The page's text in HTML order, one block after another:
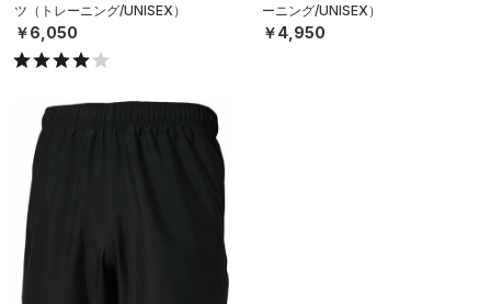
ツ（トレーニング/UNISEX）
￥6,050
ーニング/UNISEX）
￥4,950